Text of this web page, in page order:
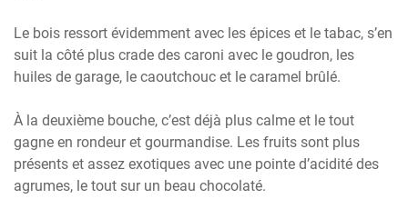
Le bois ressort évidemment avec les épices et le tabac, s’en
suit la côté plus crade des caroni avec le goudron, les
huiles de garage, le caoutchouc et le caramel brûlé.
À la deuxième bouche, c’est déjà plus calme et le tout
gagne en rondeur et gourmandise. Les fruits sont plus
présents et assez exotiques avec une pointe d’acidité des
agrumes, le tout sur un beau chocolaté.